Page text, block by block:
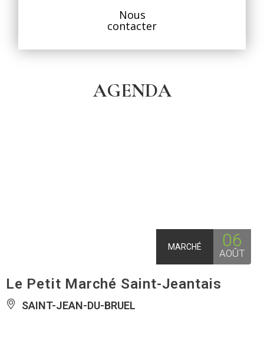
Nous
contacter
AGENDA
MARCHÉ 06
AOÛT
Le Petit Marché Saint-Jeantais
SAINT-JEAN-DU-BRUEL